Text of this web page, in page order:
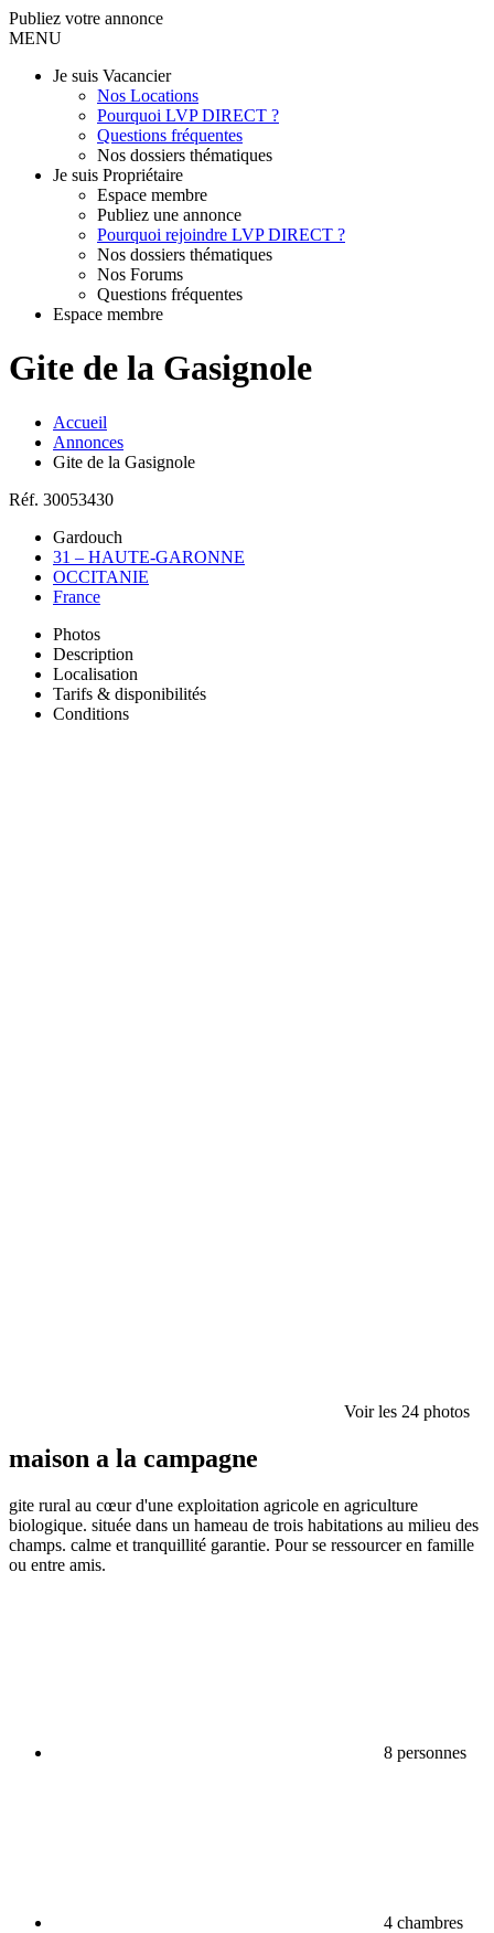
Publiez votre annonce
MENU
Je suis Vacancier
Nos Locations
Pourquoi LVP DIRECT ?
Questions fréquentes
Nos dossiers thématiques
Je suis Propriétaire
Espace membre
Publiez une annonce
Pourquoi rejoindre LVP DIRECT ?
Nos dossiers thématiques
Nos Forums
Questions fréquentes
Espace membre
Gite de la Gasignole
Accueil
Annonces
Gite de la Gasignole
Réf. 30053430
Gardouch
31 – HAUTE-GARONNE
OCCITANIE
France
Photos
Description
Localisation
Tarifs & disponibilités
Conditions
Voir les 24 photos
maison a la campagne
gite rural au cœur d'une exploitation agricole en agriculture
biologique. située dans un hameau de trois habitations au milieu des
champs. calme et tranquillité garantie. Pour se ressourcer en famille
ou entre amis.
8 personnes
4 chambres